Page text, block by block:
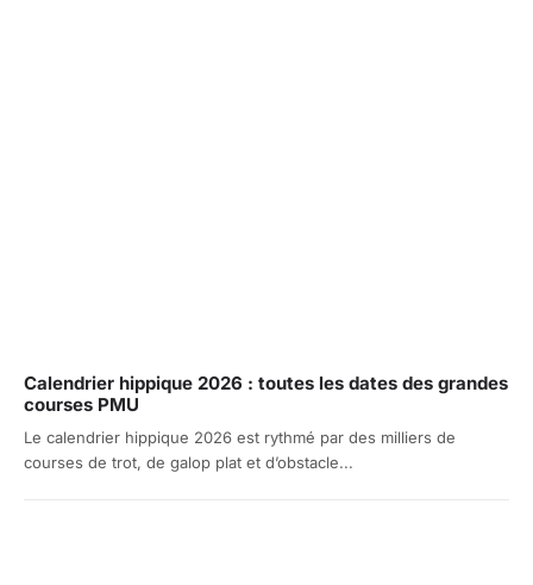
Calendrier hippique 2026 : toutes les dates des grandes
courses PMU
Le calendrier hippique 2026 est rythmé par des milliers de
courses de trot, de galop plat et d’obstacle...